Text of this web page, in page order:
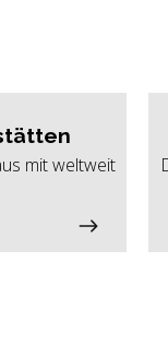
mit weltweit